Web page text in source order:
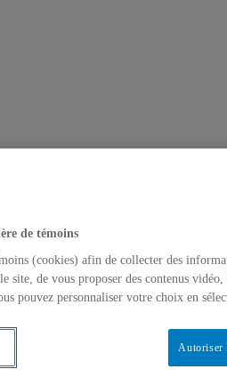
de témoins
(cookies) afin de collecter des
site, de vous proposer des contenus vidéo,
pouvez personnaliser votre choix en
Autoriser